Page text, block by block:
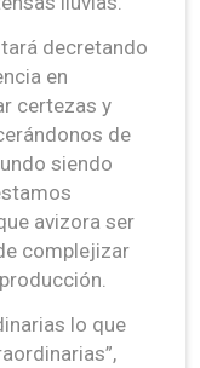
decretando
en
certezas y
de
siendo
avizora ser
complejizar
lo que